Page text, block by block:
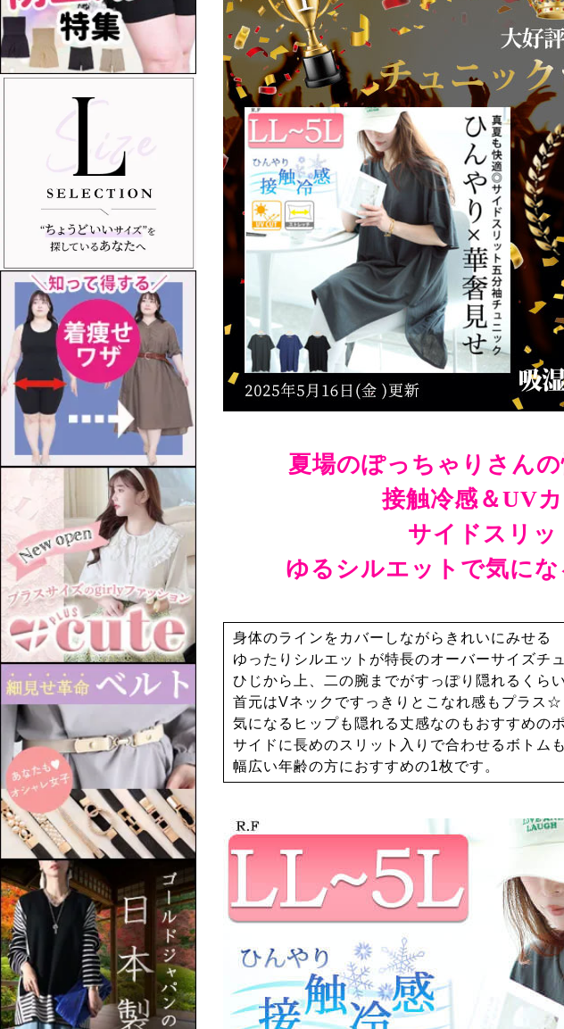
夏場のぽっちゃりさん
接触冷感＆UV
サイドスリッ
ゆるシルエットで気に
身体のラインをカバーしながらきれいにみせる
ゆったりシルエットが特長のオーバーサイズチ
ひじから上、二の腕までがすっぽり隠れるくら
首元はVネックですっきりとこなれ感もプラス☆
気になるヒップも隠れる丈感なのもおすすめの
サイドに長めのスリット入りで合わせるボトム
幅広い年齢の方におすすめの1枚です。